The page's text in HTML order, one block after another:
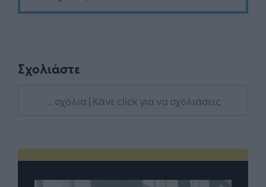
Σχολιάστε
... σχόλια | Κάνε click για να σχολιάσεις